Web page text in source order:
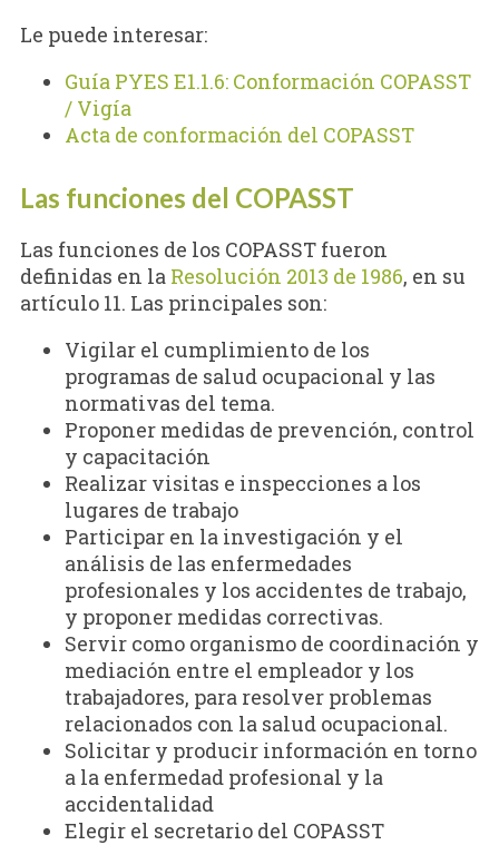
Le puede interesar:
Guía PYES E1.1.6: Conformación COPASST
/ Vigía
Acta de conformación del COPASST
Las funciones del COPASST
Las funciones de los COPASST fueron
definidas en la Resolución 2013 de 1986, en su
artículo 11. Las principales son:
Vigilar el cumplimiento de los
programas de salud ocupacional y las
normativas del tema.
Proponer medidas de prevención, control
y capacitación
Realizar visitas e inspecciones a los
lugares de trabajo
Participar en la investigación y el
análisis de las enfermedades
profesionales y los accidentes de trabajo,
y proponer medidas correctivas.
Servir como organismo de coordinación y
mediación entre el empleador y los
trabajadores, para resolver problemas
relacionados con la salud ocupacional.
Solicitar y producir información en torno
a la enfermedad profesional y la
accidentalidad
Elegir el secretario del COPASST